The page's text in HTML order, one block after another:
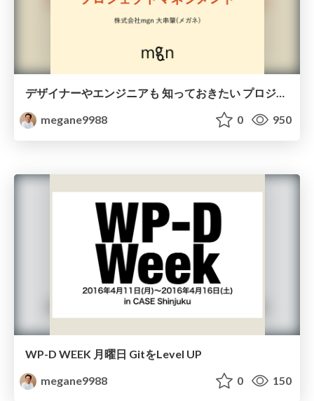
デザイナーやエンジニアも 知っておきたい プロジェクトマネジメント
megane9988
0 950
WP-D WEEK 月曜日 GitをLevel UP
megane9988
0 150